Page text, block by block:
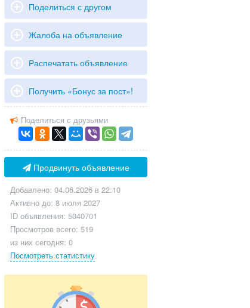
Поделиться с другом
Жалоба на объявление
Распечатать объявление
Получить «Бонус за пост»!
Поделиться с друзьями
Продвинуть объявление
Добавлено: 04.06.2026 в 22:10
Активно до: 8 июля 2027
ID объявления: 5040701
Просмотров всего: 519
из них сегодня: 0
Посмотреть статистику